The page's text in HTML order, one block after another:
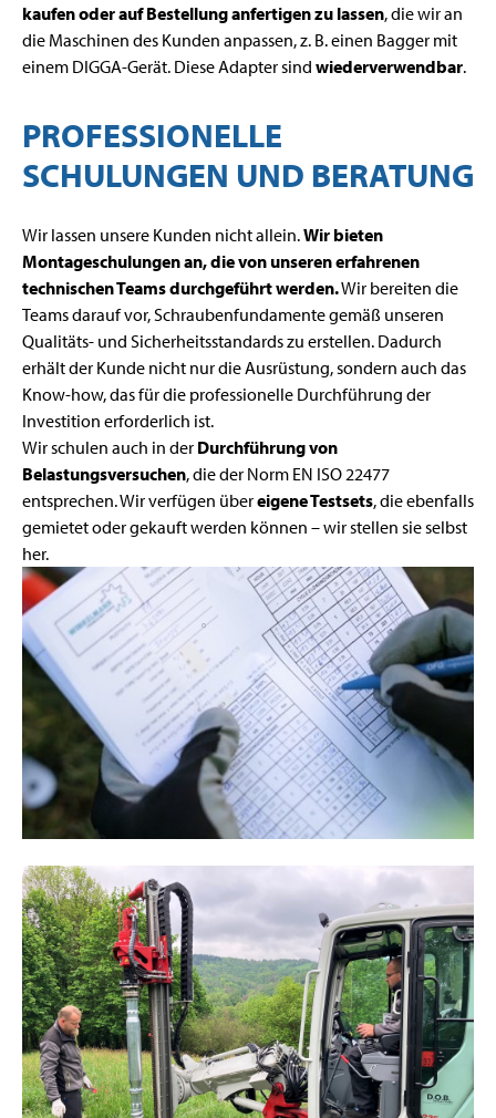
kaufen oder auf Bestellung anfertigen zu lassen, die wir an
die Maschinen des Kunden anpassen, z. B. einen Bagger mit
einem DIGGA-Gerät. Diese Adapter sind wiederverwendbar.
PROFESSIONELLE
SCHULUNGEN UND BERATUNG
Wir lassen unsere Kunden nicht allein.Wir bieten
Montageschulungen an, die von unseren erfahrenen
technischen Teams durchgeführt werden.Wir bereiten die
Teams darauf vor, Schraubenfundamente gemäß unseren
Qualitäts- und Sicherheitsstandards zu erstellen. Dadurch
erhält der Kunde nicht nur die Ausrüstung, sondern auch das
Know-how, das für die professionelle Durchführung der
Investition erforderlich ist.
Wir schulen auch in der Durchführung von
Belastungsversuchen, die der Norm EN ISO 22477
entsprechen. Wir verfügen übereigene Testsets, die ebenfalls
gemietet oder gekauft werden können – wir stellen sie selbst
her.